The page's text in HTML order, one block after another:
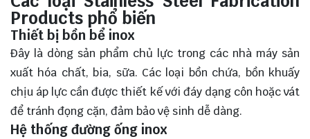
Products phổ biến
Thiết bị bồn bể inox
Đây là dòng sản phẩm chủ lực trong các nhà máy sản
xuất hóa chất, bia, sữa. Các loại bồn chứa, bồn khuấy
chịu áp lực cần được thiết kế với đáy dạng côn hoặc vát
để tránh đọng cặn, đảm bảo vệ sinh dễ dàng.
Hệ thống đường ống inox